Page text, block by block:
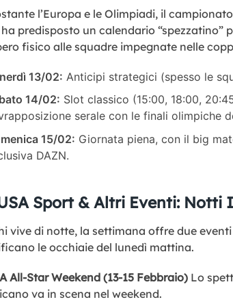
l’Europa e le Olimpiadi, il
predisposto un calendario “spezzatino”
fisico alle squadre impegnate nelle
13/02: Anticipi strategici (spesso le
14/02: Slot classico (15:00, 18:00,
serale con le finali olimpiche
15/02: Giornata piena, con il big
DAZN.
Sport & Altri Eventi: Notti
vive di notte, la settimana offre due
le occhiaie del lunedì mattina.
All-Star Weekend (13-15 Febbraio) Lo
va in scena nel weekend.